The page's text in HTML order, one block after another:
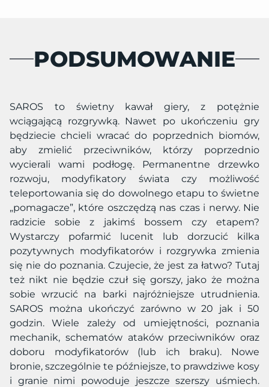
PODSUMOWANIE
SAROS to świetny kawał giery, z potężnie
wciągającą rozgrywką. Nawet po ukończeniu gry
będziecie chcieli wracać do poprzednich biomów,
aby zmielić przeciwników, którzy poprzednio
wycierali wami podłogę. Permanentne drzewko
rozwoju, modyfikatory świata czy możliwość
teleportowania się do dowolnego etapu to świetne
„pomagacze”, które oszczędzą nas czas i nerwy. Nie
radzicie sobie z jakimś bossem czy etapem?
Wystarczy pofarmić lucenit lub dorzucić kilka
pozytywnych modyfikatorów i rozgrywka zmienia
się nie do poznania. Czujecie, że jest za łatwo? Tutaj
też nikt nie będzie czuł się gorszy, jako że można
sobie wrzucić na barki najróżniejsze utrudnienia.
SAROS można ukończyć zarówno w 20 jak i 50
godzin. Wiele zależy od umiejętności, poznania
mechanik, schematów ataków przeciwników oraz
doboru modyfikatorów (lub ich braku). Nowe
bronie, szczególnie te późniejsze, to prawdziwe kosy
i granie nimi powoduje jeszcze szerszy uśmiech.